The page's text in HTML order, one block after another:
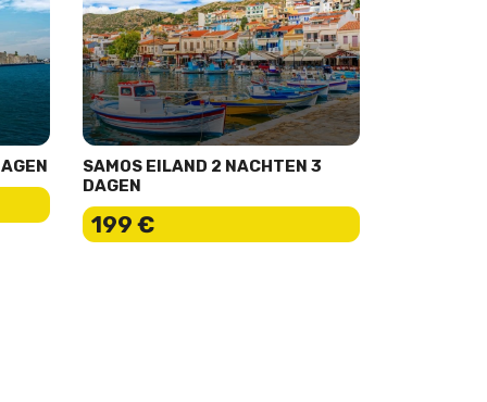
SAMOS EILAND 2 NACHTEN 3
DAGEN
199 €